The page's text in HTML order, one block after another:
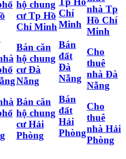
hộ chung
cư Tp Hồ
Chí Minh
Bán căn
hộ chung
cư Đà
Nẵng
Bán căn
hộ chung
cư Hải
Phòng
Chí
Minh
Bán
đất
Đà
Nẵng
Bán
đất
Hải
Phòng
nhà Tp
Hồ Chí
Minh
Cho
thuê
nhà Đà
Nẵng
Cho
thuê
nhà Hải
Phòng